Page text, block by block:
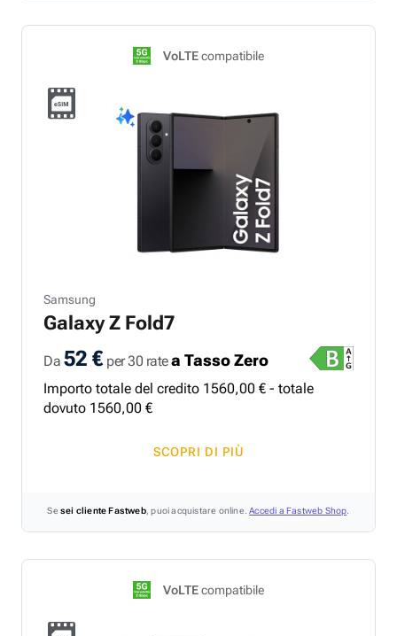
VoLTEcompatibile
Samsung
Galaxy Z Fold7
Da 52 €per 30 ratea Tasso Zero
Importo totale del credito 1560,00 € - totale
dovuto 1560,00 €
SCOPRI DI PIÙ
Sesei cliente Fastweb, puoi acquistare online.Accedi a Fastweb Shop
VoLTEcompatibile